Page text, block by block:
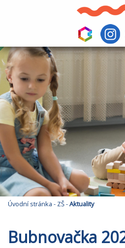
Úvodní stránka - ZŠ-Aktuality
Bubnovačka